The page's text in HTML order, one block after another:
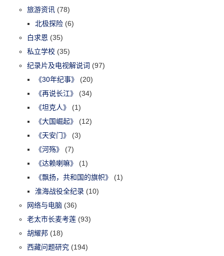
旅游资讯 (78)
北极探险 (6)
白求恩 (35)
私立学校 (35)
纪录片及电视解说词 (97)
《30年纪事》
(20)
《再说长江》
(34)
《坦克人》
(1)
《大国崛起》
(12)
《天安门》
(3)
《河殇》
(7)
《达赖喇嘛》
(1)
《飘扬，共和国的旗帜》
(1)
淮海战役全纪录 (10)
网络与电脑 (36)
老太市长麦考莲 (93)
胡耀邦 (18)
西藏问题研究 (194)